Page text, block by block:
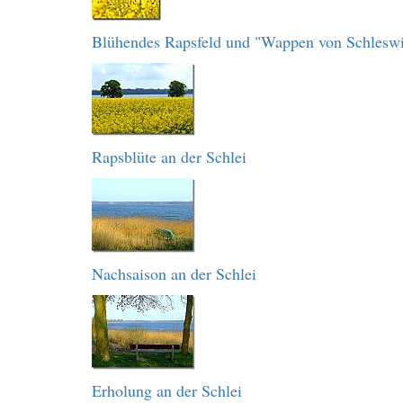
Blühendes Rapsfeld und "Wappen von
Rapsblüte an der Schlei
Nachsaison an der Schlei
Erholung an der Schlei